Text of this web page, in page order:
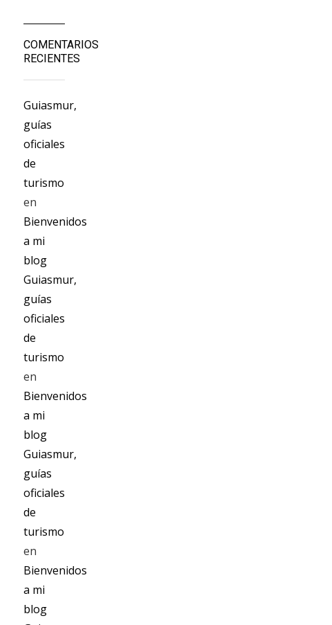
COMENTARIOS
RECIENTES
Guiasmur,
guías
oficiales
de
turismo
en
Bienvenidos
a mi
blog
Guiasmur,
guías
oficiales
de
turismo
en
Bienvenidos
a mi
blog
Guiasmur,
guías
oficiales
de
turismo
en
Bienvenidos
a mi
blog